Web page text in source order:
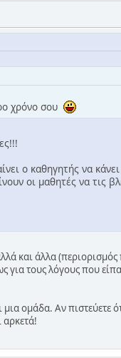
χρόνο σου
ο καθηγητής να κάνει
οι μαθητές να τις
και άλλα
τους λόγους που
ομάδα. Αν πιστεύετε
αρκετά!